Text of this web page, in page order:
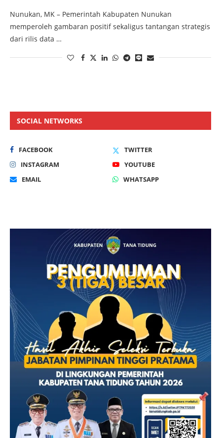
Nunukan, MK – Pemerintah Kabupaten Nunukan
memperoleh gambaran positif sekaligus tantangan strategis
dari rilis data …
SOCIAL NETWORKS
FACEBOOK
TWITTER
INSTAGRAM
YOUTUBE
EMAIL
WHATSAPP